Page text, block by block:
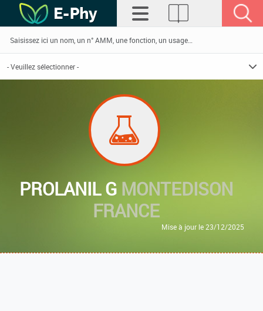
PROLANIL G MONTEDISON
FRANCE
Mise à jour le 23/12/2025